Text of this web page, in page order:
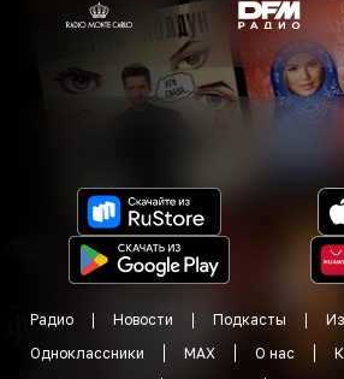
Радио Новости Подкасты
Одноклассники
MAX О нас